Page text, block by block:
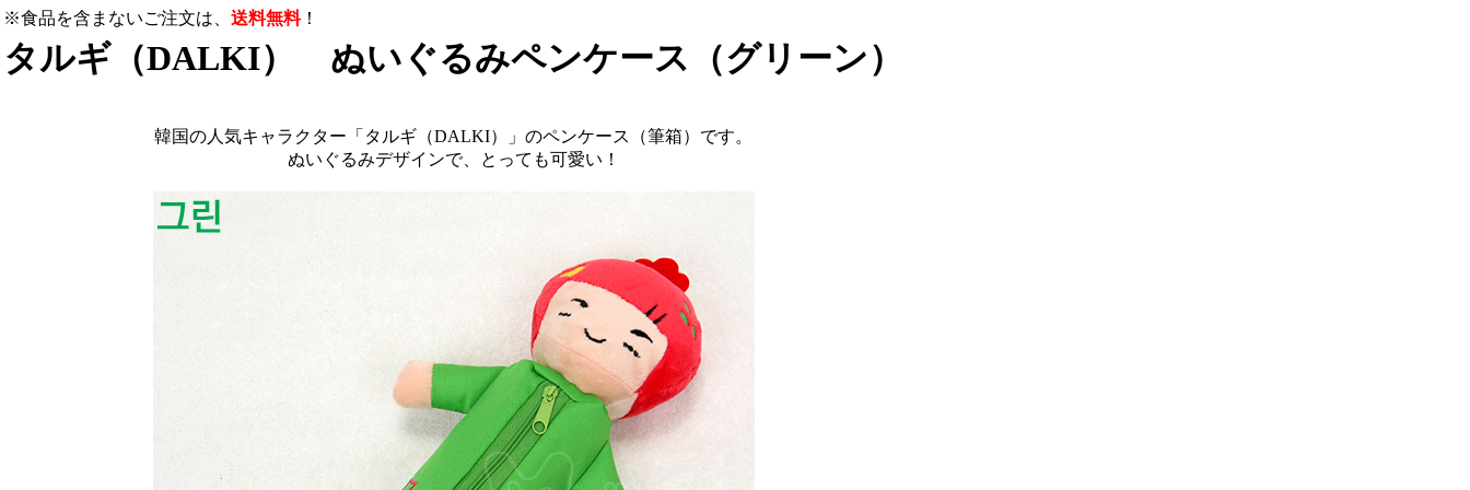
※食品を含まないご注文は、 送料無料！
タルギ（DALKI） ぬいぐるみペンケース（グリーン）
韓国の人気キャラクター「タルギ（DALKI）」のペンケース（筆箱）です。
ぬいぐるみデザインで、とっても可愛い！